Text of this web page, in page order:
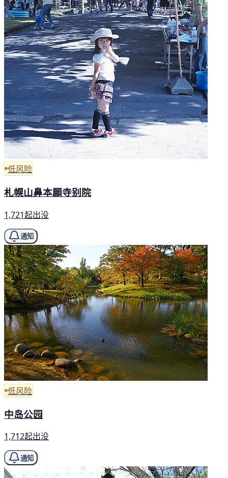
低风险
札幌山鼻本願寺别院
1,721起出没
通知
低风险
中岛公园
1,712起出没
通知